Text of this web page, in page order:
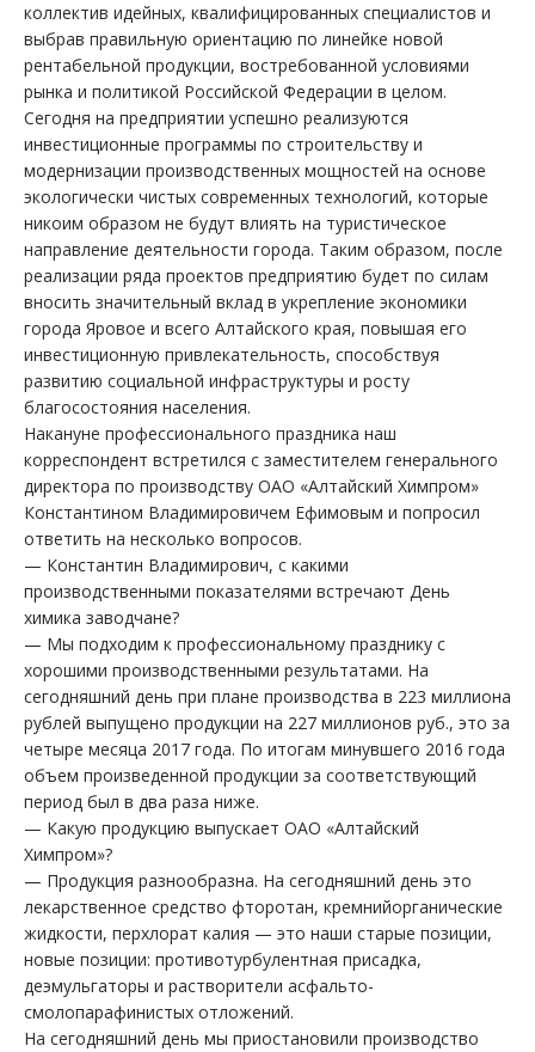
коллектив идейных, квалифицированных специалистов и
выбрав правильную ориентацию по линейке новой
рентабельной продукции, востребованной условиями
рынка и политикой Российской Федерации в целом.
Сегодня на предприятии успешно реализуются
инвестиционные программы по строительству и
модернизации производственных мощностей на основе
экологически чистых современных технологий, которые
никоим образом не будут влиять на туристическое
направление деятельности города. Таким образом, после
реализации ряда проектов предприятию будет по силам
вносить значительный вклад в укрепление экономики
города Яровое и всего Алтайского края, повышая его
инвестиционную привлекательность, способствуя
развитию социальной инфраструктуры и росту
благосостояния населения.
Накануне профессионального праздника наш
корреспондент встретился с заместителем генерального
директора по производству ОАО «Алтайский Химпром»
Константином Владимировичем Ефимовым и попросил
ответить на несколько вопросов.
— Константин Владимирович, с какими
производственными показателями встречают День
химика заводчане?
— Мы подходим к профессиональному празднику с
хорошими производственными результатами. На
сегодняшний день при плане производства в 223 миллиона
рублей выпущено продукции на 227 миллионов руб., это за
четыре месяца 2017 года. По итогам минувшего 2016 года
объем произведенной продукции за соответствующий
период был в два раза ниже.
— Какую продукцию выпускает ОАО «Алтайский
Химпром»?
— Продукция разнообразна. На сегодняшний день это
лекарственное средство фторотан, кремнийорганические
жидкости, перхлорат калия — это наши старые позиции,
новые позиции: противотурбулентная присадка,
деэмульгаторы и растворители асфальто-
смолопарафинистых отложений.
На сегодняшний день мы приостановили производство